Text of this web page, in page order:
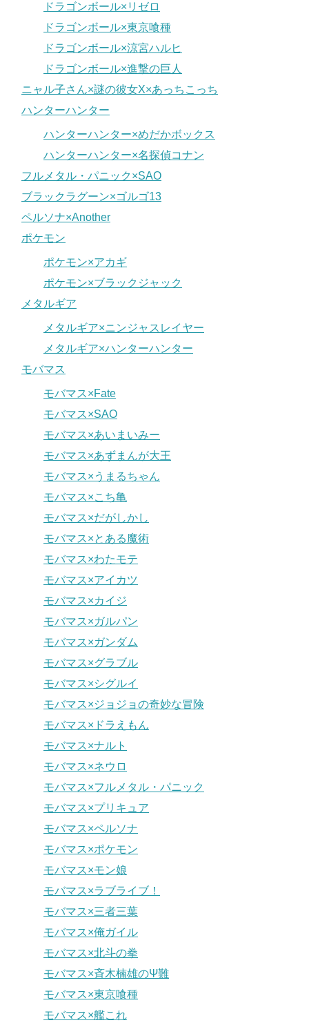
ドラゴンボール×リゼロ
ドラゴンボール×東京喰種
ドラゴンボール×涼宮ハルヒ
ドラゴンボール×進撃の巨人
ニャル子さん×謎の彼女X×あっちこっち
ハンターハンター
ハンターハンター×めだかボックス
ハンターハンター×名探偵コナン
フルメタル・パニック×SAO
ブラックラグーン×ゴルゴ13
ペルソナ×Another
ポケモン
ポケモン×アカギ
ポケモン×ブラックジャック
メタルギア
メタルギア×ニンジャスレイヤー
メタルギア×ハンターハンター
モバマス
モバマス×Fate
モバマス×SAO
モバマス×あいまいみー
モバマス×あずまんが大王
モバマス×うまるちゃん
モバマス×こち亀
モバマス×だがしかし
モバマス×とある魔術
モバマス×わたモテ
モバマス×アイカツ
モバマス×カイジ
モバマス×ガルパン
モバマス×ガンダム
モバマス×グラブル
モバマス×シグルイ
モバマス×ジョジョの奇妙な冒険
モバマス×ドラえもん
モバマス×ナルト
モバマス×ネウロ
モバマス×フルメタル・パニック
モバマス×プリキュア
モバマス×ペルソナ
モバマス×ポケモン
モバマス×モン娘
モバマス×ラブライブ！
モバマス×三者三葉
モバマス×俺ガイル
モバマス×北斗の拳
モバマス×斉木楠雄のΨ難
モバマス×東京喰種
モバマス×艦これ